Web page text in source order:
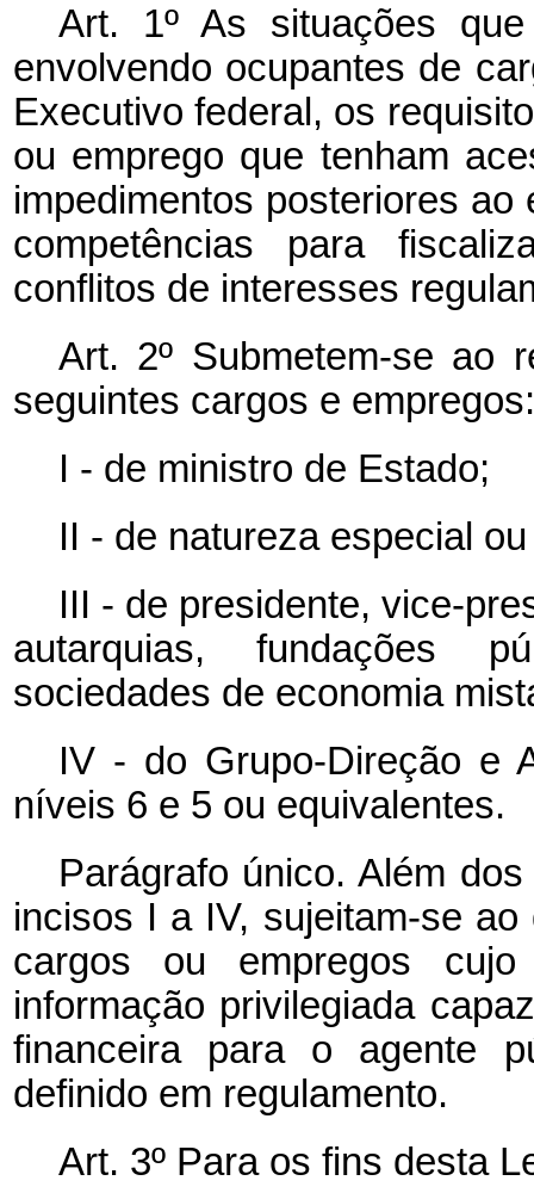
Art. 1º As situações
envolvendo ocupantes de
Executivo federal, os
ou emprego que tenham
impedimentos posteriores
competências para
conflitos de interesses
Art. 2º Submetem-se ao
seguintes cargos e empregos:
I - de ministro de Estado;
II - de natureza especial
III - de presidente, vice-
autarquias, fundações
sociedades de economia
IV - do Grupo-Direção e
níveis 6 e 5 ou equivalentes.
Parágrafo único. Além
incisos I a IV, sujeitam-se
cargos ou empregos
informação privilegiada
financeira para o agente
definido em regulamento.
Art. 3º Para os fins desta